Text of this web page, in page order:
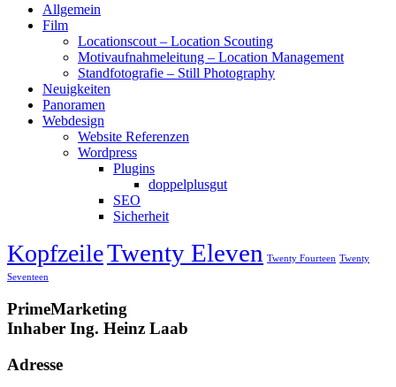
Allgemein
Film
Locationscout – Location Scouting
Motivaufnahmeleitung – Location Management
Standfotografie – Still Photography
Neuigkeiten
Panoramen
Webdesign
Website Referenzen
Wordpress
Plugins
doppelplusgut
SEO
Sicherheit
KopfzeileTwenty Eleven Twenty Fourteen Twenty
Seventeen
PrimeMarketing
Inhaber Ing. Heinz Laab
Adresse